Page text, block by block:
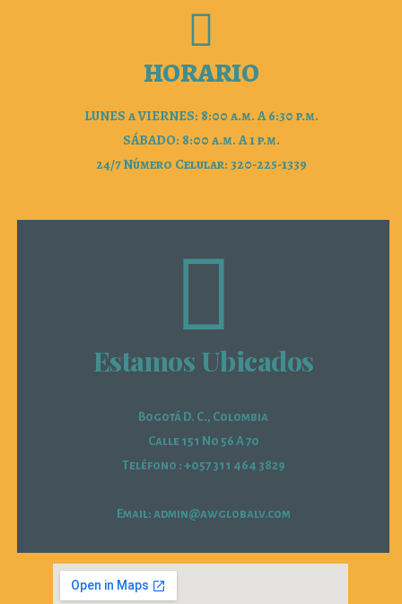
HORARIO
LUNES a VIERNES: 8:00 a.m. A 6:30 p.m.
SÁBADO: 8:00 a.m. A 1 p.m.
24/7 Número Celular: 320-225-1339
Estamos Ubicados
Bogotá D. C., Colombia
Calle 151 No 56 A 70
Teléfono : +057 311 464 3829
Email: admin@awglobalv.com